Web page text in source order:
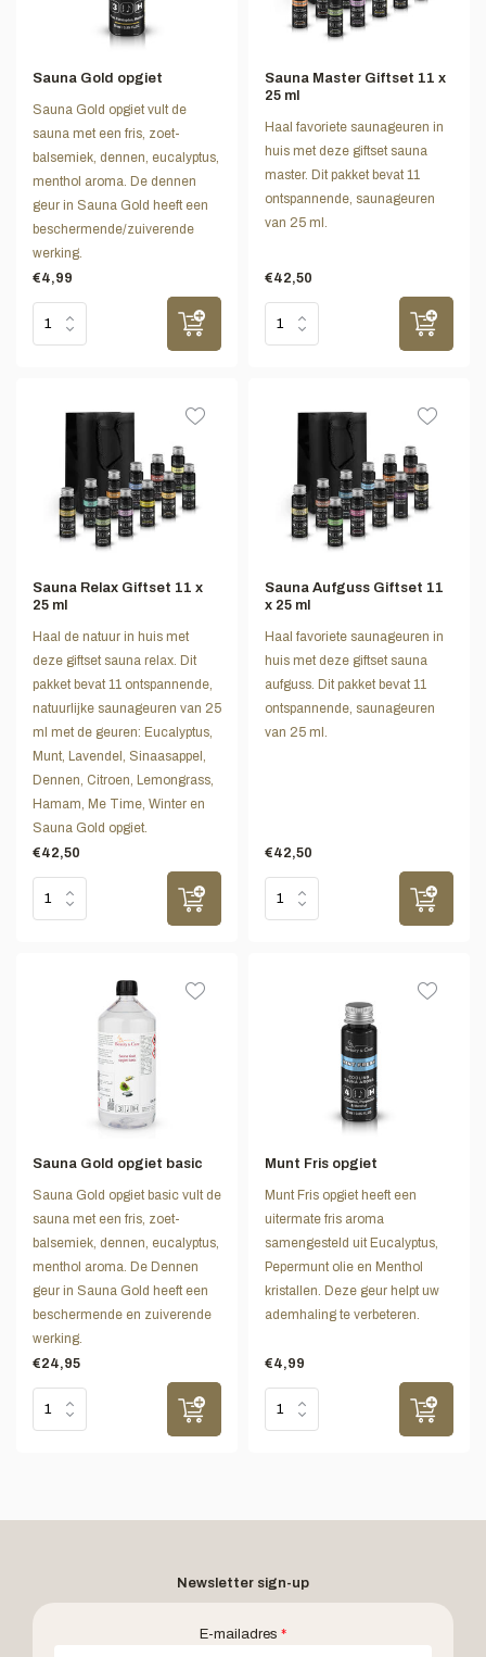
Sauna Gold opgiet
Sauna Gold opgiet vult de
sauna met een fris, zoet-
balsemiek, dennen, eucalyptus,
menthol aroma. De dennen
geur in Sauna Gold heeft een
beschermende/zuiverende
werking.
€4,99
Sauna Master Giftset 11 x
25 ml
Haal favoriete saunageuren in
huis met deze giftset sauna
master. Dit pakket bevat 11
ontspannende, saunageuren
van 25 ml.
€42,50
Sauna Relax Giftset 11 x
25 ml
Haal de natuur in huis met
deze giftset sauna relax. Dit
pakket bevat 11 ontspannende,
natuurlijke saunageuren van 25
ml met de geuren: Eucalyptus,
Munt, Lavendel, Sinaasappel,
Dennen, Citroen, Lemongrass,
Hamam, Me Time, Winter en
Sauna Gold opgiet.
€42,50
Sauna Aufguss Giftset 11
x 25 ml
Haal favoriete saunageuren in
huis met deze giftset sauna
aufguss. Dit pakket bevat 11
ontspannende, saunageuren
van 25 ml.
€42,50
Sauna Gold opgiet basic
Sauna Gold opgiet basic vult de
sauna met een fris, zoet-
balsemiek, dennen, eucalyptus,
menthol aroma. De Dennen
geur in Sauna Gold heeft een
beschermende en zuiverende
werking.
€24,95
Munt Fris opgiet
Munt Fris opgiet heeft een
uitermate fris aroma
samengesteld uit Eucalyptus,
Pepermunt olie en Menthol
kristallen. Deze geur helpt uw
ademhaling te verbeteren.
€4,99
Newsletter sign-up
E-mailadres *